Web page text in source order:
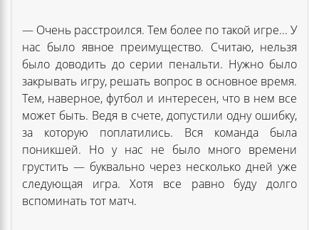
— Очень расстроился. Тем более по такой игре... У
нас было явное преимущество. Считаю, нельзя
было доводить до серии пенальти. Нужно было
закрывать игру, решать вопрос в основное время.
Тем, наверное, футбол и интересен, что в нем все
может быть. Ведя в счете, допустили одну ошибку,
за которую поплатились. Вся команда была
поникшей. Но у нас не было много времени
грустить — буквально через несколько дней уже
следующая игра. Хотя все равно буду долго
вспоминать тот матч.